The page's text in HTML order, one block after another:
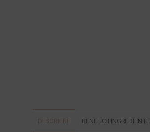
BENEFICII INGREDIENTE